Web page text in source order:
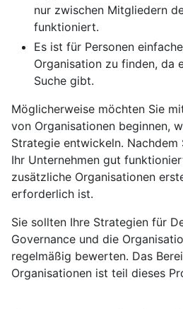
nur zwischen Mitgliedern
funktioniert.
Es ist für Personen
Organisation zu finden, da
Suche gibt.
Möglicherweise möchten Sie
von Organisationen beginnen,
Strategie entwickeln.
Ihr Unternehmen gut
zusätzliche Organisationen
erforderlich ist.
Sie sollten Ihre Strategien für
Governance und die
regelmäßig bewerten. Das
Organisationen ist teil dieses